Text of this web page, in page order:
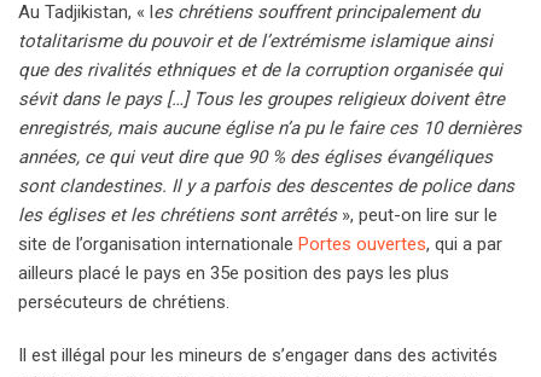
Au Tadjikistan, « les chrétiens souffrent principalement du
totalitarisme du pouvoir et de l’extrémisme islamique ainsi
que des rivalités ethniques et de la corruption organisée qui
sévit dans le pays […] Tous les groupes religieux doivent être
enregistrés, mais aucune église n’a pu le faire ces 10 dernières
années, ce qui veut dire que 90 % des églises évangéliques
sont clandestines. Il y a parfois des descentes de police dans
les églises et les chrétiens sont arrêtés», peut-on lire sur le
site de l’organisation internationale Portes ouvertes, qui a par
ailleurs placé le pays en 35e position des pays les plus
persécuteurs de chrétiens.
Il est illégal pour les mineurs de s’engager dans des activités